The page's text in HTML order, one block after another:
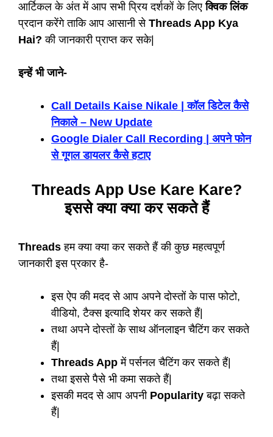
आर्टिकल के अंत में आप सभी प्रिय दर्शकों के लिएक्विक लिंक
प्रदान करेंगे ताकि आप आसानी से Threads App Kya
Hai? की जानकारी प्राप्त कर सके|
इन्हें भी जाने-
Call Details Kaise Nikale | कॉल डिटेल कैसे
निकाले – New Update
Google Dialer Call Recording | अपने फोन
से गूगल डायलर कैसे हटाए
Threads App Use Kare Kare?
इससे क्या क्या कर सकते हैं
Threads हम क्या क्या कर सकते हैं की कुछ महत्वपूर्ण
जानकारी इस प्रकार है-
इस ऐप की मदद से आप अपने दोस्तों के पास फोटो,
वीडियो, टैक्स इत्यादि शेयर कर सकते हैं|
तथा अपने दोस्तों के साथ ऑनलाइन चैटिंग कर सकते
हैं|
Threads App में पर्सनल चैटिंग कर सकते हैं|
तथा इससे पैसे भी कमा सकते हैं|
इसकी मदद से आप अपनी Popularity बढ़ा सकते
हैं|